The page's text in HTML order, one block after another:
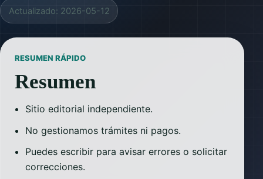
Actualizado: 2026-05-12
RESUMEN RÁPIDO
Resumen
Sitio editorial independiente.
No gestionamos trámites ni pagos.
Puedes escribir para avisar errores o solicitar
correcciones.